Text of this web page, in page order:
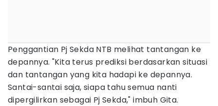
Penggantian Pj Sekda NTB melihat tantangan ke
depannya. "Kita terus prediksi berdasarkan situasi
dan tantangan yang kita hadapi ke depannya.
Santai-santai saja, siapa tahu semua nanti
dipergilirkan sebagai Pj Sekda," imbuh Gita.